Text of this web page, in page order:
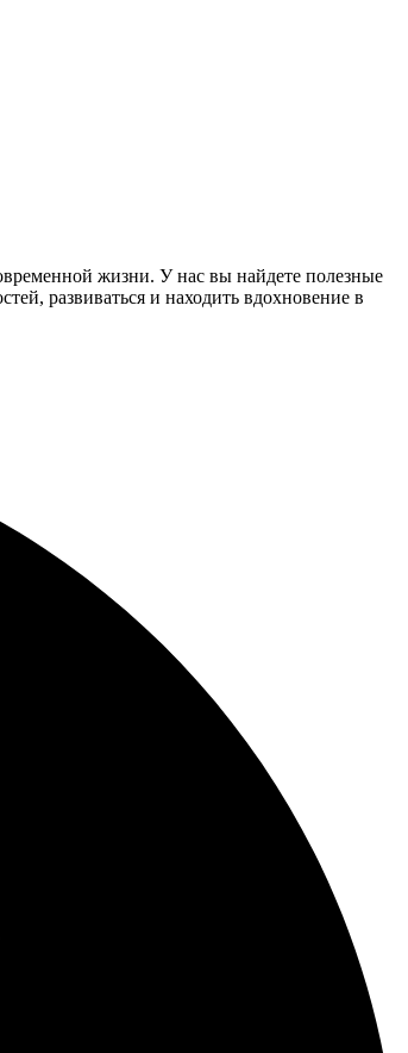
жизни. У нас вы найдете полезные
развиваться и находить вдохновение в